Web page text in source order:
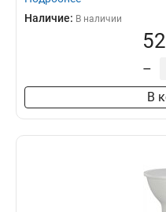
Наличие: В наличии
–
В